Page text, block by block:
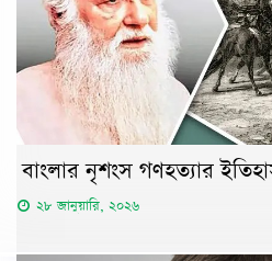
বাংলার নৃশংস গণহত্যার
২৮ জানুয়ারি, ২০২৬